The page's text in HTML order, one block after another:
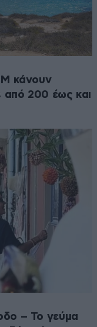
κάνουν
από 200 έως και
– Το γεύμα